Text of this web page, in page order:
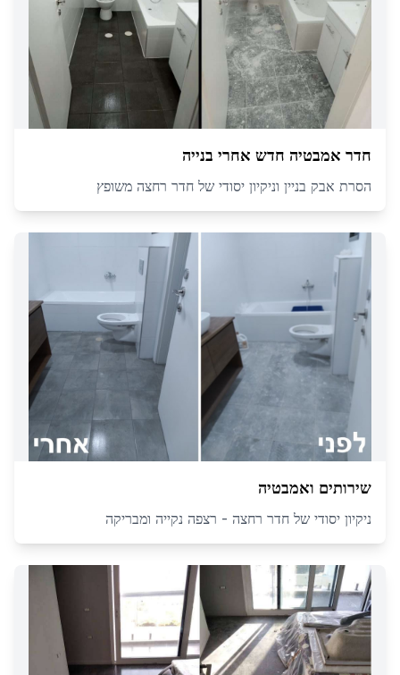
חדר אמבטיה חדש אחרי בנייה
הסרת אבק בניין וניקיון יסודי של חדר רחצה משופץ
שירותים ואמבטיה
ניקיון יסודי של חדר רחצה - רצפה נקייה ומבריקה